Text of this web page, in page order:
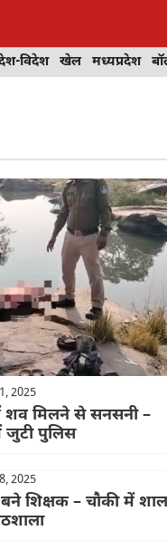
विदेश खेल मध्यप्रदेश
2025
शव मिलने से सनसनी –
जुटी पुलिस
2025
शिक्षक – चौकी में